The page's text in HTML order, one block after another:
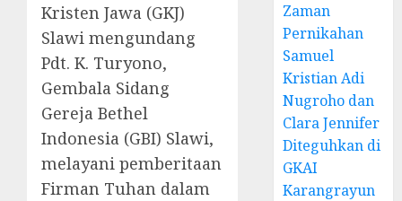
Kristen Jawa (GKJ)
Slawi mengundang
Pdt. K. Turyono,
Gembala Sidang
Gereja Bethel
Indonesia (GBI) Slawi,
melayani pemberitaan
Firman Tuhan dalam
Zaman
Pernikahan
Samuel
Kristian Adi
Nugroho dan
Clara Jennifer
Diteguhkan di
GKAI
Karangrayun